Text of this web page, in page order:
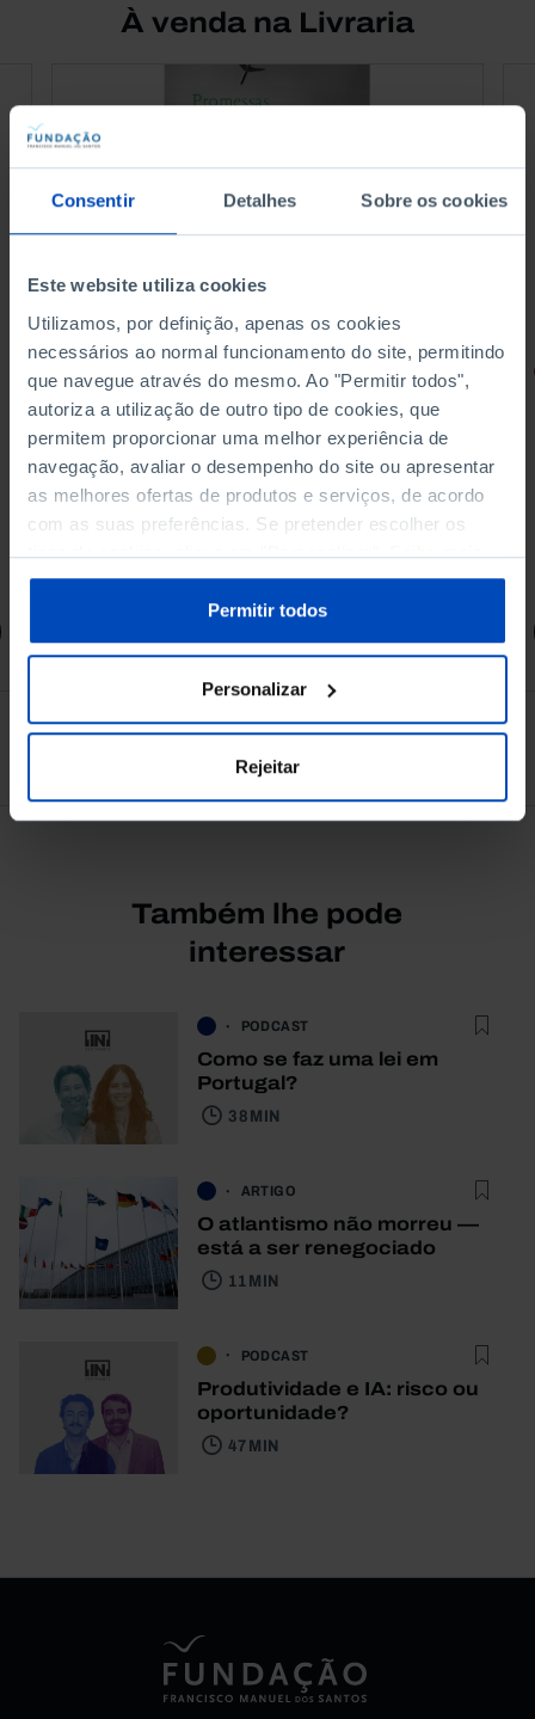
Consentir Detalhes Sobre os cookies
Este website utiliza cookies
Utilizamos, por definição, apenas os cookies
necessários ao normal funcionamento do site, permitindo
que navegue através do mesmo. Ao "Permitir todos",
autoriza a utilização de outro tipo de cookies, que
permitem proporcionar uma melhor experiência de
navegação, avaliar o desempenho do site ou apresentar
as melhores ofertas de produtos e serviços, de acordo
com as suas preferências. Se pretender escolher os
tipos de cookies, clique em "Personalizar". Saiba mais
sobre cookies através da gestão de preferências ou da
Política de Cookies.
Permitir todos
Personalizar
Rejeitar
À venda na Livraria
RETRATOS
Promessas do Futebol
4,50 €
Também lhe pode
interessar
PODCAST
Como se faz uma lei em
Portugal?
38 MIN
ARTIGO
O atlantismo não morreu —
está a ser renegociado
11 MIN
PODCAST
Produtividade e IA: risco ou
oportunidade?
47 MIN